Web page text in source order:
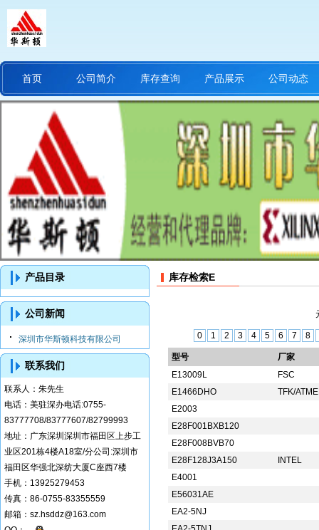
首页 公司简介 库存查询 产品展示 公司动态
产品目录
公司新闻
深圳市华斯顿科技有限公司
联系我们
联系人： 朱先生
电话： 美驻深办电话:0755-
83777708/83777607/82799993
地址： 广东深圳深圳市福田区上步工
业区201栋4楼A18室/分公司:深圳市
福田区华强北深纺大厦C座西7楼
手机： 13925279453
传真： 86-0755-83355559
邮箱： sz.hsddz@163.com
库存检索E
0 1 2 3 4 5 6 7 8
型号
厂家
E13009L
FSC
E1466DHO
TFK/
E2003
E28F001BXB120
E28F008BVB70
E28F128J3A150
INTEL
E4001
E56031AE
EA2-5NJ